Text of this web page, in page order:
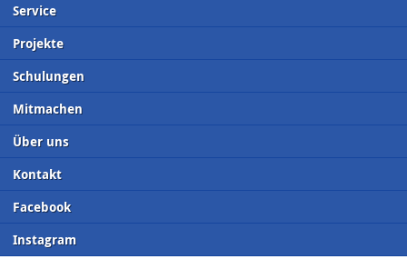
Service
Projekte
Schulungen
Mitmachen
Über uns
Kontakt
Facebook
Instagram